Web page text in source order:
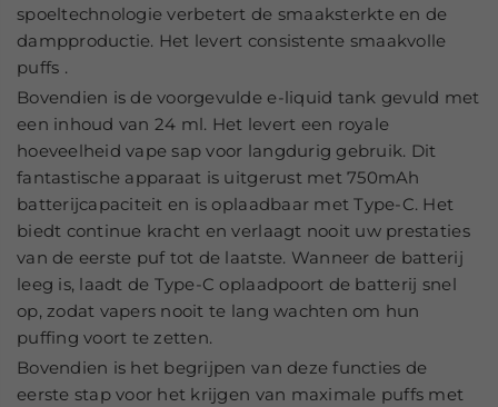
spoeltechnologie verbetert de smaaksterkte en de
dampproductie. Het levert consistente smaakvolle
puffs .
Bovendien is de voorgevulde e-liquid tank gevuld met
een inhoud van 24 ml. Het levert een royale
hoeveelheid vape sap voor langdurig gebruik. Dit
fantastische apparaat is uitgerust met 750mAh
batterijcapaciteit en is oplaadbaar met Type-C. Het
biedt continue kracht en verlaagt nooit uw prestaties
van de eerste puf tot de laatste. Wanneer de batterij
leeg is, laadt de Type-C oplaadpoort de batterij snel
op, zodat vapers nooit te lang wachten om hun
puffing voort te zetten.
Bovendien is het begrijpen van deze functies de
eerste stap voor het krijgen van maximale puffs met